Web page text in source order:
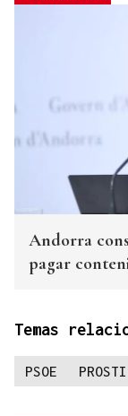
Andorra
pagar
Temas
PSOE